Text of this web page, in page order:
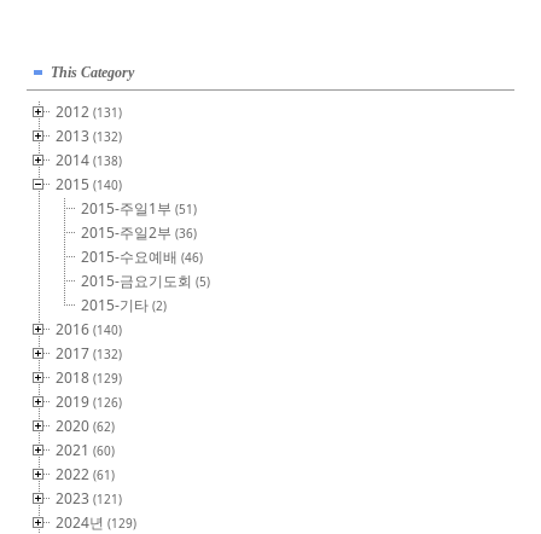
This Category
2012(131)
2013(132)
2014(138)
2015(140)
2015-주일1부(51)
2015-주일2부(36)
2015-수요예배(46)
2015-금요기도회(5)
2015-기타(2)
2016(140)
2017(132)
2018(129)
2019(126)
2020(62)
2021(60)
2022(61)
2023(121)
2024년(129)